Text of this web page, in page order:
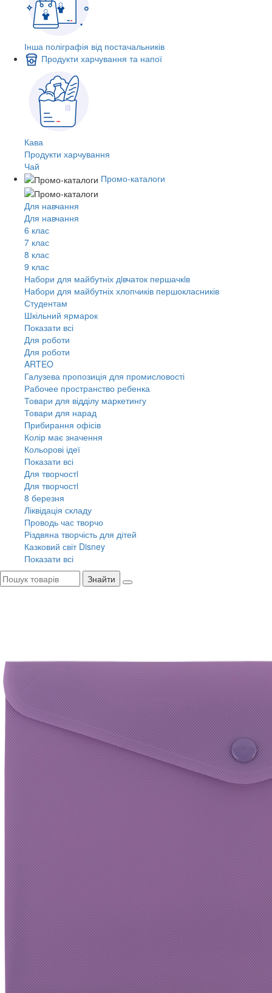
Інша поліграфія від постачальників
Продукти харчування та напої
Кава
Продукти харчування
Чай
Промо-каталоги
Для навчання
Для навчання
6 клас
7 клас
8 клас
9 клас
Набори для майбутніх дiвчаток першачкiв
Набори для майбутніх хлопчиків першокласників
Студентам
Шкільний ярмарок
Показати всі
Для роботи
Для роботи
ARTEO
Галузева пропозиція для промисловості
Рабочее пространство ребенка
Товари для відділу маркетингу
Товари для нарад
Прибирання офісів
Колір має значення
Кольорові ідеї
Показати всі
Для творчостi
Для творчостi
8 березня
Ліквідація складу
Проводь час творчо
Різдвяна творчість для дітей
Казковий світ Disney
Показати всі
Знайти